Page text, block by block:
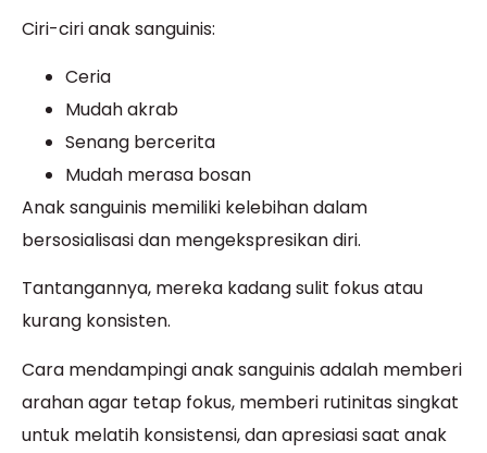
Ciri-ciri anak sanguinis:
Ceria
Mudah akrab
Senang bercerita
Mudah merasa bosan
Anak sanguinis memiliki kelebihan dalam
bersosialisasi dan mengekspresikan diri.
Tantangannya, mereka kadang sulit fokus atau
kurang konsisten.
Cara mendampingi anak sanguinis adalah memberi
arahan agar tetap fokus, memberi rutinitas singkat
untuk melatih konsistensi, dan apresiasi saat anak